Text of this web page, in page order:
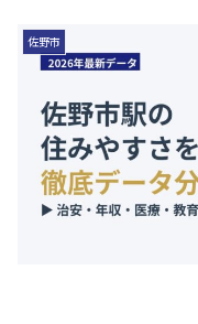
佐野市